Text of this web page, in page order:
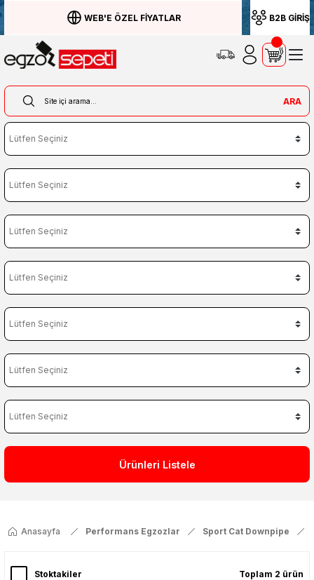
WEB'E ÖZEL FİYATLAR B2B GİRİŞ
ARA
Ürünleri Listele
Anasayfa Performans Egzozlar Sport Cat Downpipe
Stoktakiler Toplam 2 ürün